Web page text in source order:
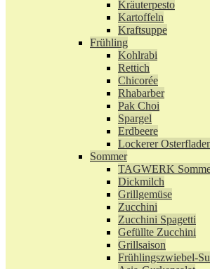
Kräuterpesto
Kartoffeln
Kraftsuppe
Frühling
Kohlrabi
Rettich
Chicorée
Rhabarber
Pak Choi
Spargel
Erdbeere
Lockerer
Sommer
TAGWERK
Dickmilch
Grillgemüse
Zucchini
Zucchini Spagetti
Gefüllte Zucchini
Grillsaison
Frühlingszwiebel-